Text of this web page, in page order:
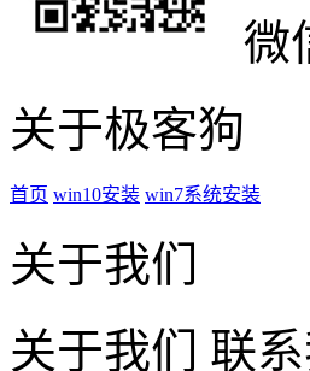
微
关于极客狗
首页 win10安装 win7系统安装
关于我们
关于我们
联系